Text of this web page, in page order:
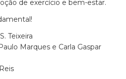
de exercício e bem-estar.
Teixeira
Marques e Carla Gaspar